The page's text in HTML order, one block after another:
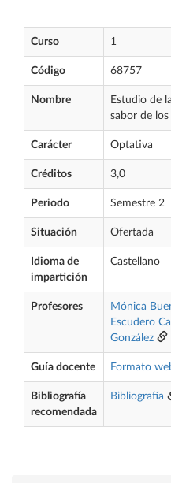
Curso 1
Código 68757
Nombre
Estudio de
sabor de
Carácter Optativa
Créditos 3,0
Periodo Semestre 2
Situación Ofertada
Idioma de
impartición
Castellano
Profesores Mónica
Escudero
González
Guía docente Formato
Bibliografía
recomendada
Bibliografía